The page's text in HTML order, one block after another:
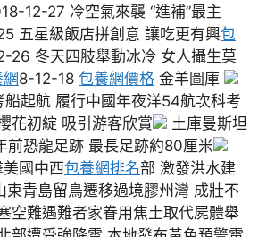
12-27 冷空氣來襲 “進補”最主
五星級飯店拼創意 讓吃更有興包
26 冬天四肢舉動冰冷 女人攝生莫
8-12-18 包養網價格 金羊圖庫
船起航 履行中國年夜洋54航次科考
花初綻 吸引游客欣賞
土庫曼斯坦
前恐龍足跡 最長足跡約80厘米
美國中西包養網排名部 激發洪水建
東青島留鳥遷移過境膠州灣 成壯不
空難遇難者家眷用焦土取代屍體舉